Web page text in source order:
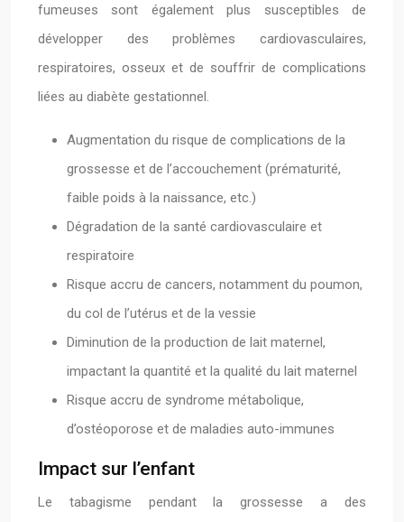
fumeuses sont également plus susceptibles de
développer des problèmes cardiovasculaires,
respiratoires, osseux et de souffrir de complications
liées au diabète gestationnel.
Augmentation du risque de complications de la
grossesse et de l’accouchement (prématurité,
faible poids à la naissance, etc.)
Dégradation de la santé cardiovasculaire et
respiratoire
Risque accru de cancers, notamment du poumon,
du col de l’utérus et de la vessie
Diminution de la production de lait maternel,
impactant la quantité et la qualité du lait maternel
Risque accru de syndrome métabolique,
d’ostéoporose et de maladies auto-immunes
Impact sur l’enfant
Le tabagisme pendant la grossesse a des